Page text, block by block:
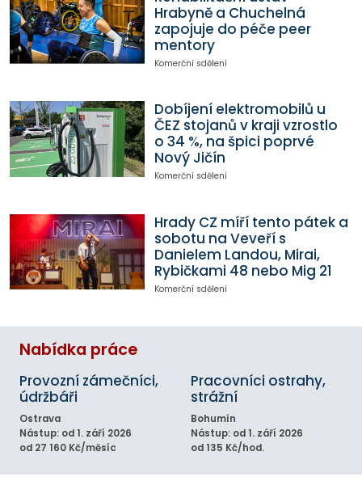
Hrabyně a Chuchelná
zapojuje do péče peer
mentory
Komerční sdělení
Dobíjení elektromobilů u
ČEZ stojanů v kraji vzrostlo
o 34 %, na špici poprvé
Nový Jičín
Komerční sdělení
Hrady CZ míří tento pátek a
sobotu na Veveří s
Danielem Landou, Mirai,
Rybičkami 48 nebo Mig 21
Komerční sdělení
Nabídka práce
Provozní zámečníci,
údržbáři
Ostrava
Nástup: od 1. září 2026
od 27 160 Kč/měsíc
Pracovníci ostrahy,
strážní
Bohumín
Nástup: od 1. září 2026
od 135 Kč/hod.